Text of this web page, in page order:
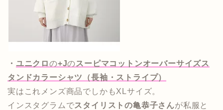
・ ユニクロの+Jのスーピマコットンオーバーサイズス
タンドカラーシャツ（長袖・ストライプ）
実はこれメンズ商品でしかもXLサイズ。
インスタグラムでスタイリストの亀恭子さんが私服と